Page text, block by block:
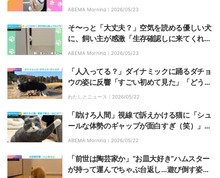
付けようとしてるの賢い！」「爆笑ww」
ABEMA Morning｜ 2026/05/23
そ〜っと「大丈夫？」空気を読める優しい犬
に、飼い主が感激「生存確認しに来てくれる
の愛」
ABEMA Morning｜ 2026/05/23
「人入ってる？」ダイナミックに踊るダチョ
ウの姿に反響「すごい初めて見た」「どうな
ってんの」などの声
わたしとニュース｜ 2026/05/22
「助けろ人間」視線で訴えかける猫に「シュ
ールな体勢のギャップが面白すぎ（笑）」
「おこがましくてできませぬ！」と反響
ABEMA Morning｜ 2026/05/22
「前世は陶芸家か」“お皿大好き”ハムスター
が持って運んでちゃぶ台返し…遊び倒す姿に